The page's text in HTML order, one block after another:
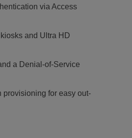
via Access
and Ultra HD
a Denial-of-Service
for easy out-